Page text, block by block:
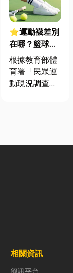
⭐運動襪差別
在哪？籃球、
慢跑、排球襪
挑選全攻略，
穿對了運動不
根據教育部體
育署「民眾運
動現況調查」
與各類球類運
抓一雙幾十元
相關資訊
簡訊平台